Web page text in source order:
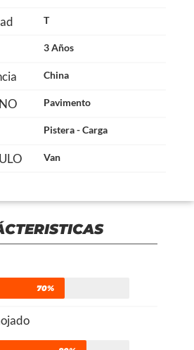
T
3 Años
China
Pavimento
Pistera - Carga
Van
70%